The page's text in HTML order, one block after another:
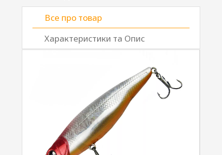
Все про товар
Характеристики та Опис